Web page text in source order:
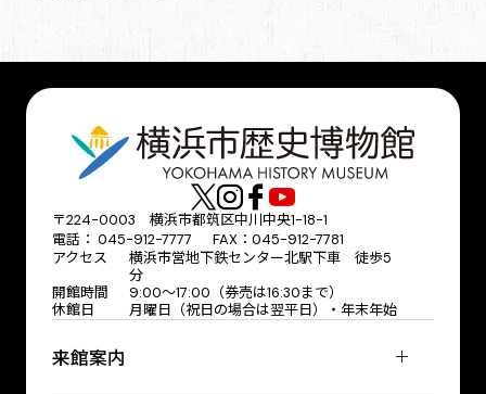
〒224-0003 横浜市都筑区中川中央1-18-1
電話： 045-912-7777 FAX：045-912-7781
アクセス
横浜市営地下鉄センター北駅下車 徒歩5
分
開館時間
9:00〜17:00（券売は16:30まで）
休館日
月曜日（祝日の場合は翌平日）・年末年始
来館案内